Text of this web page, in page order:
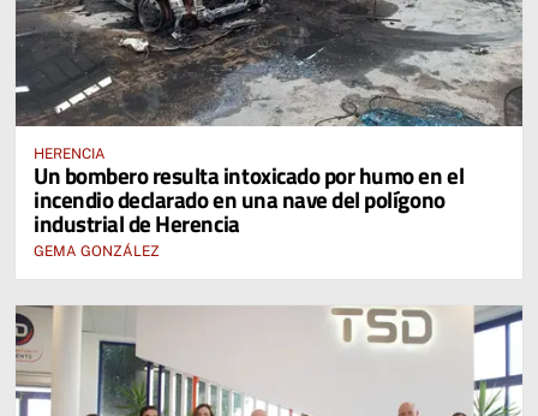
HERENCIA
Un bombero resulta intoxicado por humo en el
incendio declarado en una nave del polígono
industrial de Herencia
GEMA GONZÁLEZ